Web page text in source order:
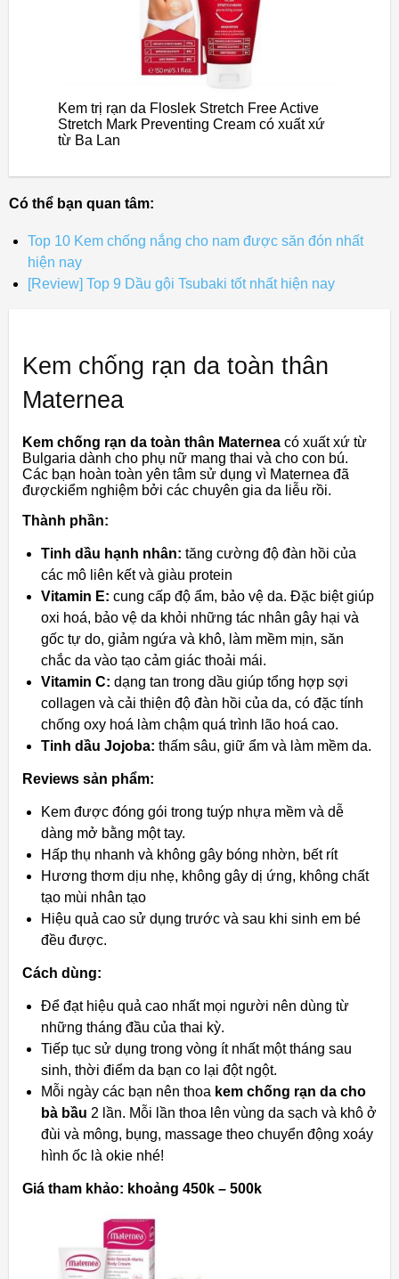
Kem trị rạn da Floslek Stretch Free Active
Stretch Mark Preventing Cream có xuất xứ
từ Ba Lan
Có thể bạn quan tâm:
Top 10 Kem chống nắng cho nam được săn đón nhất
hiện nay
[Review] Top 9 Dầu gội Tsubaki tốt nhất hiện nay
Kem chống rạn da toàn thân
Maternea
Kem chống rạn da toàn thân Maternea có xuất xứ từ
Bulgaria dành cho phụ nữ mang thai và cho con bú.
Các bạn hoàn toàn yên tâm sử dụng vì Maternea đã
đượckiểm nghiệm bởi các chuyên gia da liễu rồi.
Thành phần:
Tinh dầu hạnh nhân: tăng cường độ đàn hồi của
các mô liên kết và giàu protein
Vitamin E: cung cấp độ ẩm, bảo vệ da. Đặc biệt giúp
oxi hoá, bảo vệ da khỏi những tác nhân gây hại và
gốc tự do, giảm ngứa và khô, làm mềm mịn, săn
chắc da vào tạo cảm giác thoải mái.
Vitamin C: dạng tan trong dầu giúp tổng hợp sợi
collagen và cải thiện độ đàn hồi của da, có đặc tính
chống oxy hoá làm chậm quá trình lão hoá cao.
Tinh dầu Jojoba: thấm sâu, giữ ẩm và làm mềm da.
Reviews sản phẩm:
Kem được đóng gói trong tuýp nhựa mềm và dễ
dàng mở bằng một tay.
Hấp thụ nhanh và không gây bóng nhờn, bết rít
Hương thơm dịu nhẹ, không gây dị ứng, không chất
tạo mùi nhân tạo
Hiệu quả cao sử dụng trước và sau khi sinh em bé
đều được.
Cách dùng:
Để đạt hiệu quả cao nhất mọi người nên dùng từ
những tháng đầu của thai kỳ.
Tiếp tục sử dụng trong vòng ít nhất một tháng sau
sinh, thời điểm da bạn co lại đột ngột.
Mỗi ngày các bạn nên thoa kem chống rạn da cho
bà bầu 2 lần. Mỗi lần thoa lên vùng da sạch và khô ở
đùi và mông, bụng, massage theo chuyển động xoáy
hình ốc là okie nhé!
Giá tham khảo: khoảng 450k – 500k